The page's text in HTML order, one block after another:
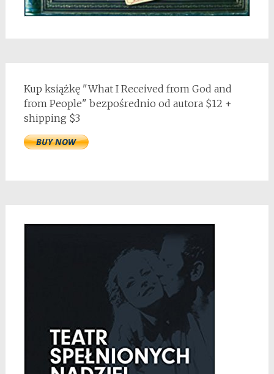
Kup książkę "What I Received from God and
from People" bezpośrednio od autora $12 +
shipping $3